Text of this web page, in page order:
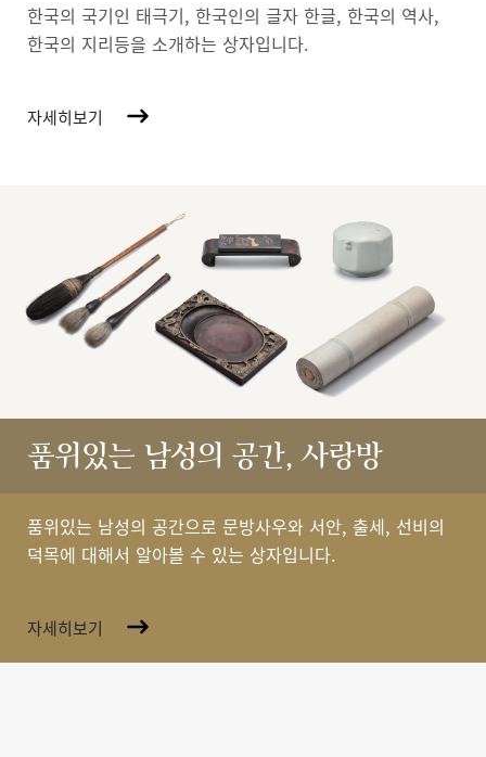
한국의 국기인 태극기, 한국인의 글자 한글, 한국의 역사,
한국의 지리등을 소개하는 상자입니다.
자세히보기
품위있는 남성의 공간, 사랑방
품위있는 남성의 공간으로 문방사우와 서안, 출세, 선비의
덕목에 대해서 알아볼 수 있는 상자입니다.
자세히보기